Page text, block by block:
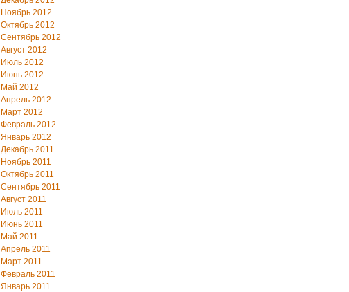
Ноябрь 2012
Октябрь 2012
Сентябрь 2012
Август 2012
Июль 2012
Июнь 2012
Май 2012
Апрель 2012
Март 2012
Февраль 2012
Январь 2012
Декабрь 2011
Ноябрь 2011
Октябрь 2011
Сентябрь 2011
Август 2011
Июль 2011
Июнь 2011
Май 2011
Апрель 2011
Март 2011
Февраль 2011
Январь 2011